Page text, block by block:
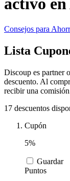
Temu
Nike
Tiempo
activo en
Consejos para
Lista
Discoup es partner
descuento. Al
recibir una
17 descuentos
Cupón
5%
Guardar
Puntos